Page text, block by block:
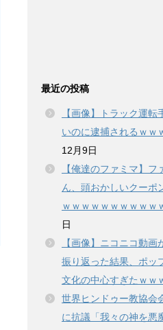
最近の投稿
【画像】トラック運
いのに逮捕されるｗｗ
12月9日
【俺達のファミマ】フ
ん、頭おかしいクーポ
ｗｗｗｗｗｗｗｗｗｗ
日
【画像】ニコニコ動
振り返った結果、ポッ
文化の中心すぎたｗｗ
世界ヒンドゥー教協会
に抗議「我々の神を悪